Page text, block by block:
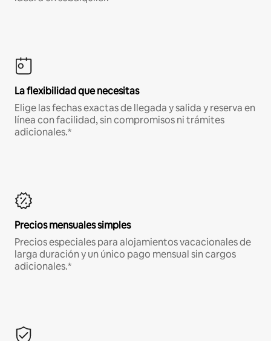
La flexibilidad que necesitas
Elige las fechas exactas de llegada y salida y reserva en
línea con facilidad, sin compromisos ni trámites
adicionales.*
Precios mensuales simples
Precios especiales para alojamientos vacacionales de
larga duración y un único pago mensual sin cargos
adicionales.*